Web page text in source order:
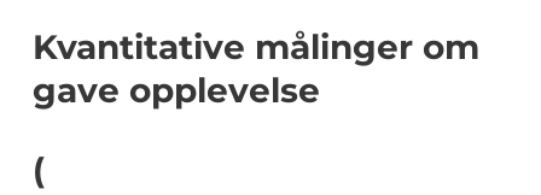
Kvantitative målinger om
gave opplevelse
(